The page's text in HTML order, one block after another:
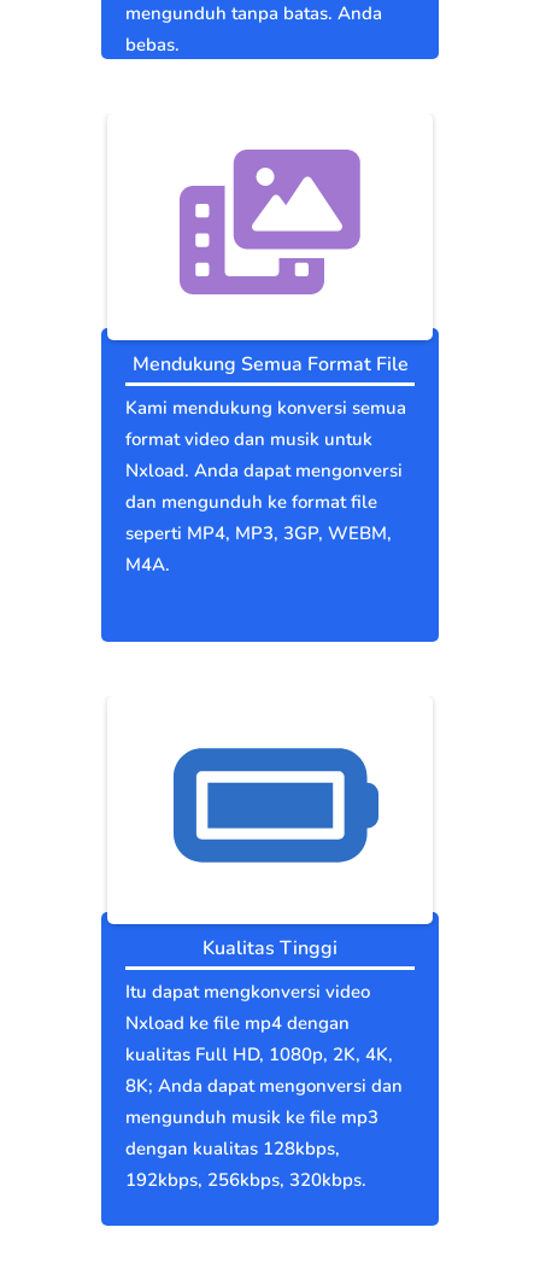
mengunduh tanpa batas. Anda
bebas.
Mendukung Semua Format File
Kami mendukung konversi semua
format video dan musik untuk
Nxload. Anda dapat mengonversi
dan mengunduh ke format file
seperti MP4, MP3, 3GP, WEBM,
M4A.
Kualitas Tinggi
Itu dapat mengkonversi video
Nxload ke file mp4 dengan
kualitas Full HD, 1080p, 2K, 4K,
8K; Anda dapat mengonversi dan
mengunduh musik ke file mp3
dengan kualitas 128kbps,
192kbps, 256kbps, 320kbps.